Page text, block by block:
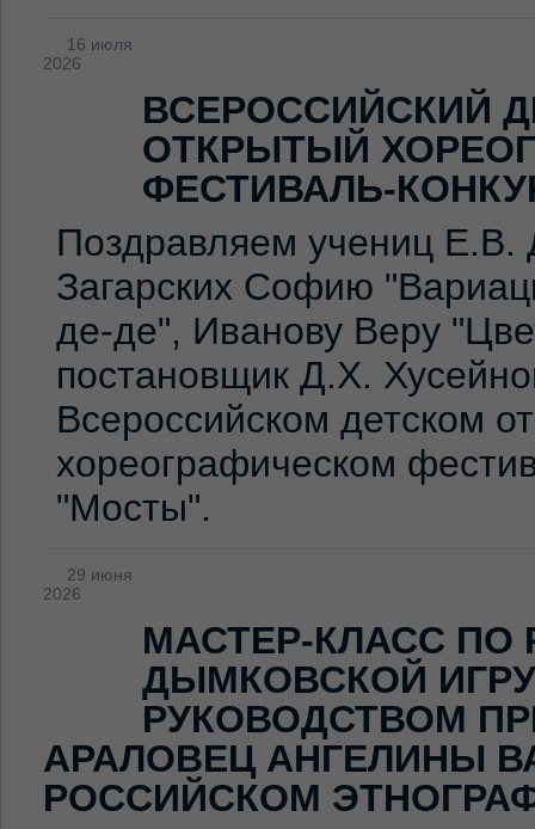
16 июля
2026
ВСЕРОССИЙСКИЙ
ОТКРЫТЫЙ
ФЕСТИВАЛЬ-
Поздравляем учениц Е.В.
Загарских Софию
де-де", Иванову Веру
постановщик Д.Х.
Всероссийском детском
хореографическом
"Мосты".
29 июня
2026
МАСТЕР-КЛАСС ПО
ДЫМКОВСКОЙ
РУКОВОДСТВОМ
АРАЛОВЕЦ АНГЕЛИНЫ
РОССИЙСКОМ